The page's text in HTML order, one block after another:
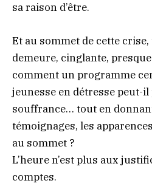
sa raison d’être.
Et au sommet de cette
demeure, cinglante,
comment un programme
jeunesse en détresse peut-
souffrance… tout en
témoignages, les
au sommet ?
L’heure n’est plus aux
comptes.